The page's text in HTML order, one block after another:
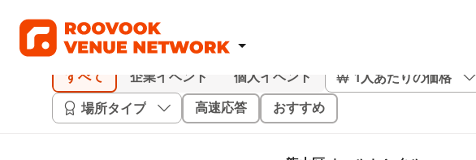
すべて 企業イベント 個人イベント 1人あたりの価格
場所タイプ
高速応答 おすすめ